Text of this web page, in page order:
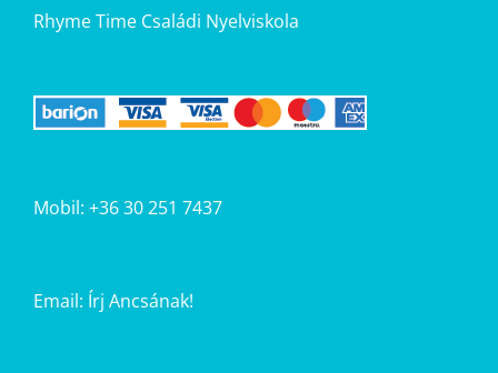
Rhyme Time Családi Nyelviskola
Mobil: +36 30 251 7437
Email: Írj Ancsának!